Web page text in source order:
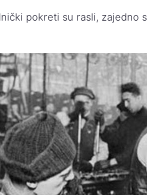
pokreti su rasli, zajedno s